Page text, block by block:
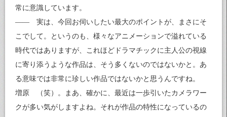
常に意識しています。
—— 実は、今回お伺いしたい最大のポイントが、まさにそ
こでして。というのも、様々なアニメーションで溢れている
時代ではありますが、これほどドラマチックに主人公の視線
に寄り添うような作品は、そう多くないのではないかと。あ
る意味では非常に珍しい作品ではないかと思うんですね。
増原 （笑）。まあ、確かに、最近は一歩引いたカメラワー
クが多い気がしますよね。それが作品の特性になっているの